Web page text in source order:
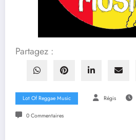
Partagez :
Lot Of Reggae Music Régis
0 Commentaires